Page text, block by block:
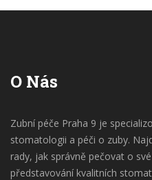
O Nás
Zubní péče Praha 9 je
stomatologii a péči o zuby.
rady, jak správně pečovat o
představování kvalitních